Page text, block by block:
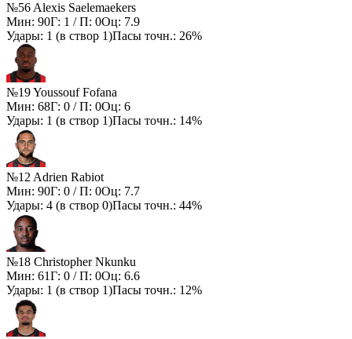
№56 Alexis Saelemaekers
Мин: 90Г: 1 / П: 0Оц: 7.9
Удары: 1 (в створ 1)Пасы точн.: 26%
№19 Youssouf Fofana
Мин: 68Г: 0 / П: 0Оц: 6
Удары: 1 (в створ 1)Пасы точн.: 14%
№12 Adrien Rabiot
Мин: 90Г: 0 / П: 0Оц: 7.7
Удары: 4 (в створ 0)Пасы точн.: 44%
№18 Christopher Nkunku
Мин: 61Г: 0 / П: 0Оц: 6.6
Удары: 1 (в створ 1)Пасы точн.: 12%